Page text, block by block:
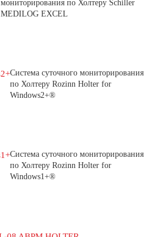
мониторирования по Холтеру Schiller
MEDILOG EXCEL
Система суточного мониторирования
по Холтеру Rozinn Holter for
Windows2+®
Система суточного мониторирования
по Холтеру Rozinn Holter for
Windows1+®